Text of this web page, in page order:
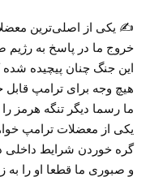
✍ یکی از اصلی‌ترین
خروج ما در پاسخ به
این جنگ چنان پیچیده شده
هیچ وجه برای ترامپ
ما رسما دیگر تنگه هرمز را
یکی از معضلات ترامپ
گره خوردن شرایط داخلی
و صبوری ما قطعا او را به